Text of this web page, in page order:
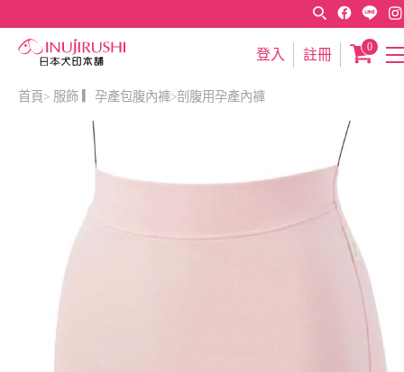
登入 註冊
0
首頁> 服飾 ▎孕產包腹內褲>剖腹用孕產內褲